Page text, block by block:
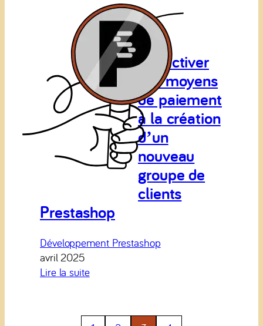
de
vos
produits
sur
PrestashopDésactiver
des moyens
de paiement
à la création
d’un
nouveau
groupe de
clients
Prestashop
Développement Prestashop
avril 2025
Lire la suite:
moyens